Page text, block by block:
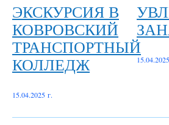
ЭКСКУРСИЯ В
КОВРОВСКИЙ
ТРАНСПОРТНЫЙ
КОЛЛЕДЖ
15.04.2025 г.